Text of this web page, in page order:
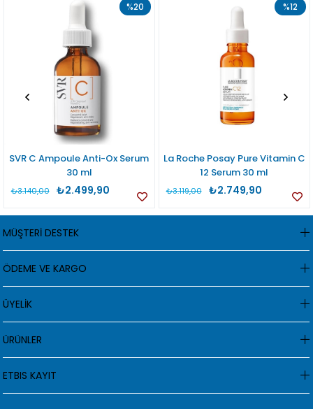
SVR C Ampoule Anti-Ox Serum
30 ml
₺2.499,90
₺3.140,00
%20
La Roche Posay Pure Vitamin C
12 Serum 30 ml
₺2.749,90
₺3.119,00
%12
MÜŞTERİ DESTEK
ÖDEME VE KARGO
ÜYELİK
ÜRÜNLER
ETBIS KAYIT